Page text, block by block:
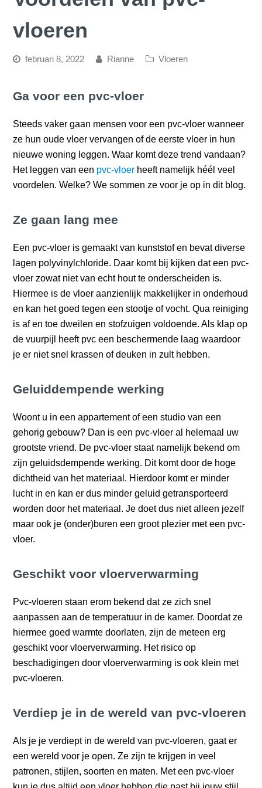
vloeren
februari 8, 2022 Rianne Vloeren
Ga voor een pvc-vloer
Steeds vaker gaan mensen voor een pvc-vloer wanneer
ze hun oude vloer vervangen of de eerste vloer in hun
nieuwe woning leggen. Waar komt deze trend vandaan?
Het leggen van een pvc-vloer heeft namelijk héél veel
voordelen. Welke? We sommen ze voor je op in dit blog.
Ze gaan lang mee
Een pvc-vloer is gemaakt van kunststof en bevat diverse
lagen polyvinylchloride. Daar komt bij kijken dat een pvc-
vloer zowat niet van echt hout te onderscheiden is.
Hiermee is de vloer aanzienlijk makkelijker in onderhoud
en kan het goed tegen een stootje of vocht. Qua reiniging
is af en toe dweilen en stofzuigen voldoende. Als klap op
de vuurpijl heeft pvc een beschermende laag waardoor
je er niet snel krassen of deuken in zult hebben.
Geluiddempende werking
Woont u in een appartement of een studio van een
gehorig gebouw? Dan is een pvc-vloer al helemaal uw
grootste vriend. De pvc-vloer staat namelijk bekend om
zijn geluidsdempende werking. Dit komt door de hoge
dichtheid van het materiaal. Hierdoor komt er minder
lucht in en kan er dus minder geluid getransporteerd
worden door het materiaal. Je doet dus niet alleen jezelf
maar ook je (onder)buren een groot plezier met een pvc-
vloer.
Geschikt voor vloerverwarming
Pvc-vloeren staan erom bekend dat ze zich snel
aanpassen aan de temperatuur in de kamer. Doordat ze
hiermee goed warmte doorlaten, zijn de meteen erg
geschikt voor vloerverwarming. Het risico op
beschadigingen door vloerverwarming is ook klein met
pvc-vloeren.
Verdiep je in de wereld van pvc-vloeren
Als je je verdiept in de wereld van pvc-vloeren, gaat er
een wereld voor je open. Ze zijn te krijgen in veel
patronen, stijlen, soorten en maten. Met een pvc-vloer